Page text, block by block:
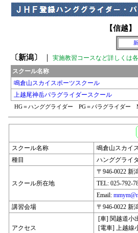
【信越】
〔新潟〕
実施教習コースなど詳しくは
スクール名称
鳴倉山スカイスポーツスクール
上越尾神岳パラグライダースクール
HG＝ハンググライダー PG＝パラグライダー
スクール名称
鳴倉山スカイ
種目
ハンググライ
スクール所在地
〒946-0022 新
TEL: 025-792-
Email:
講習会場
〒946-0022 新
アクセス
[車] 関越道小
[電車] 上越線